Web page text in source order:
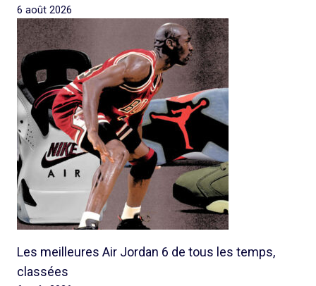
6 août 2026
Les meilleures Air Jordan 6 de tous les temps,
classées